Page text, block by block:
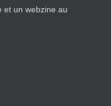
du
et un webzine au